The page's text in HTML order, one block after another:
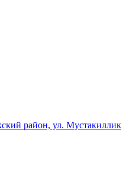
район, ул. Мустакиллик